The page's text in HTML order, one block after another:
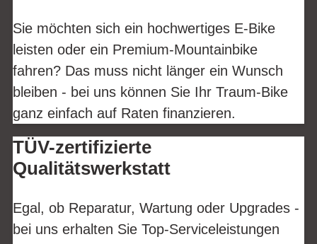
Sie möchten sich ein hochwertiges E-Bike
leisten oder ein Premium-Mountainbike
fahren? Das muss nicht länger ein Wunsch
bleiben - bei uns können Sie Ihr Traum-Bike
ganz einfach auf Raten finanzieren.
TÜV-zertifizierte
Qualitätswerkstatt
Egal, ob Reparatur, Wartung oder Upgrades -
bei uns erhalten Sie Top-Serviceleistungen